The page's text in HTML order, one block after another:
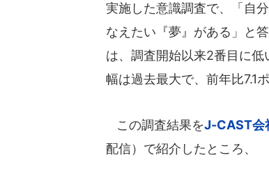
実施した意識調査で、「自
なえたい『夢』がある」と
は、調査開始以来2番目に
幅は過去最大で、前年比7.1
この調査結果をJ-CAST会
配信）で紹介したところ、